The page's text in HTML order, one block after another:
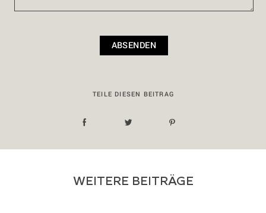
TEILE DIESEN BEITRAG
WEITERE BEITRÄGE